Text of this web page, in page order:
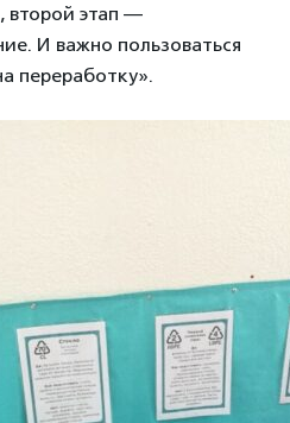
второй этап —
И важно пользоваться
переработку».